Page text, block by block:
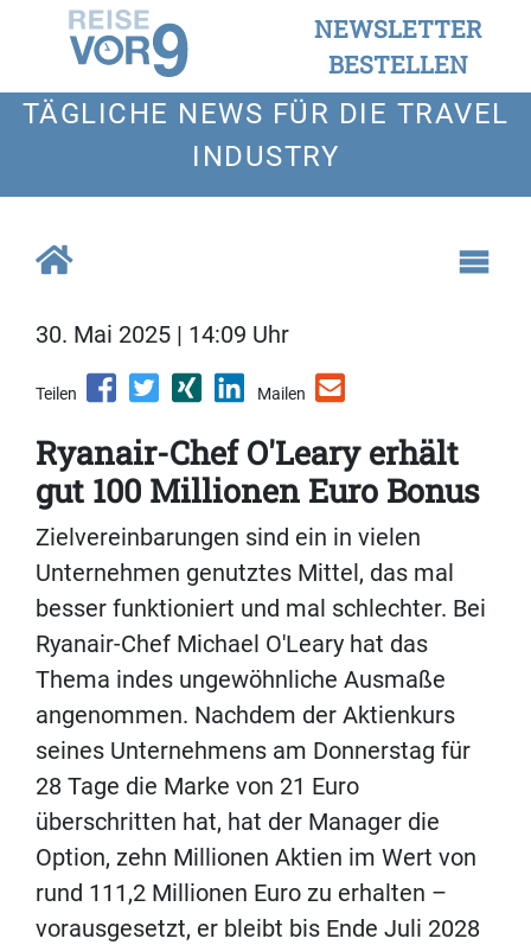
NEWSLETTER
BESTELLEN
TÄGLICHE NEWS FÜR DIE TRAVEL
INDUSTRY
30. Mai 2025 | 14:09 Uhr
Teilen Mailen
Ryanair-Chef O'Leary erhält
gut 100 Millionen Euro Bonus
Zielvereinbarungen sind ein in vielen
Unternehmen genutztes Mittel, das mal
besser funktioniert und mal schlechter. Bei
Ryanair-Chef Michael O'Leary hat das
Thema indes ungewöhnliche Ausmaße
angenommen. Nachdem der Aktienkurs
seines Unternehmens am Donnerstag für
28 Tage die Marke von 21 Euro
überschritten hat, hat der Manager die
Option, zehn Millionen Aktien im Wert von
rund 111,2 Millionen Euro zu erhalten –
vorausgesetzt, er bleibt bis Ende Juli 2028